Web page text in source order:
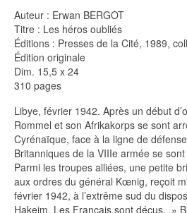
Auteur : Erwan BERGOT
Titre : Les héros oubliés
Éditions : Presses de la Cité, 1989,
Édition originale
Dim. 15,5 x 24
310 pages
Libye, février 1942. Après un début
Rommel et son Afrikakorps se sont
Cyrénaïque, face à la ligne de
Britanniques de la VIIIe armée se
Parmi les troupes alliées, une petite
aux ordres du général Kœnig, reçoit
février 1942, à l’extrême sud du
Hakeim. Les Français sont déçus. »